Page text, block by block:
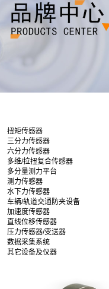
扭矩传感器
三分力传感器
六分力传感器
多维/拉扭复合传感器
多分量测力平台
测力传感器
水下力传感器
车辆/轨道交通防夹设备
加速度传感器
直线位移传感器
压力传感器/变送器
数据采集系统
其它设备及仪器